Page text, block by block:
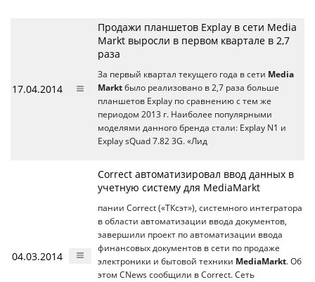
17.04.2014
Продажи планшетов Explay в сети Media
Markt выросли в первом квартале в 2,7
раза
За первый квартал текущего года в сети Media
Markt было реализовано в 2,7 раза больше
планшетов Explay по сравнению с тем же
периодом 2013 г. Наиболее популярными
моделями данного бренда стали: Explay N1 и
Explay sQuad 7.82 3G. «Лид
04.03.2014
Correct автоматизировал ввод данных в
учетную систему для MediaMarkt
пании Correct («ТКсэт»), системного интегратора
в области автоматизации ввода документов,
завершили проект по автоматизации ввода
финансовых документов в сети по продаже
электроники и бытовой техники MediaMarkt. Об
этом CNews сообщили в Correct. Сеть